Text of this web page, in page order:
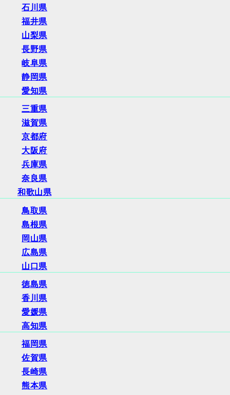
石川県
福井県
山梨県
長野県
岐阜県
静岡県
愛知県
三重県
滋賀県
京都府
大阪府
兵庫県
奈良県
和歌山県
鳥取県
島根県
岡山県
広島県
山口県
徳島県
香川県
愛媛県
高知県
福岡県
佐賀県
長崎県
熊本県